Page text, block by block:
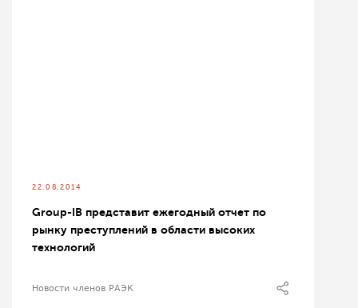
22.08.2014
Group-IB представит ежегодный отчет по
рынку преступлений в области высоких
технологий
Новости членов РАЭК